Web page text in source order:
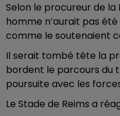
Selon le procureur de la
homme n’aurait pas
comme le soutenaient
Il serait tombé tête la
bordent le parcours du
poursuite avec les
Le Stade de Reims a